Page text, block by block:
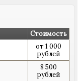
Стоимость
от 1 000
рублей
8 500
рублей